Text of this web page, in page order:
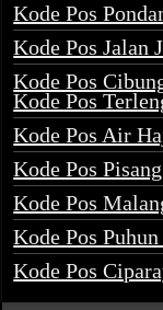
Kode Pos
Kode Pos Jalan
Kode Pos
Kode Pos
Kode Pos Air
Kode Pos
Kode Pos
Kode Pos
Kode Pos